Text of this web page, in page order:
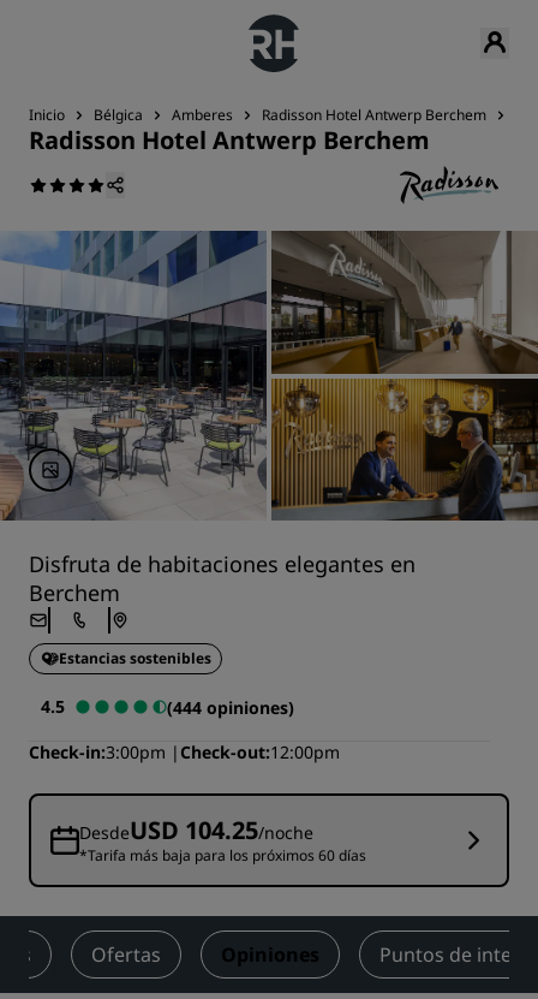
Inicio Bélgica Amberes Radisson Hotel Antwerp Berchem
Radisson Hotel Antwerp Berchem
Disfruta de habitaciones elegantes en
Berchem
Estancias sostenibles
4.5
(444 opiniones)
Check-in 3:00pm Check-out 12:00pm
DesdeUSD 104.25/noche
*Tarifa más baja para los próximos 60 días
Ofertas Opiniones Puntos de